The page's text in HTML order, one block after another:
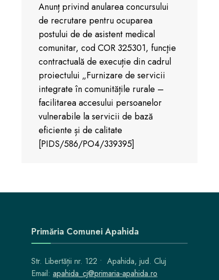
Anunț privind anularea concursului
de recrutare pentru ocuparea
postului de de asistent medical
comunitar, cod COR 325301, funcţie
contractuală de execuție din cadrul
proiectului „Furnizare de servicii
integrate în comunitățile rurale –
facilitarea accesului persoanelor
vulnerabile la servicii de bază
eficiente și de calitate
[PIDS/586/PO4/339395]
Primăria Comunei Apahida
Str. Libertății nr. 122 • Apahida, jud. Cluj
Email: apahida_cj@primaria-apahida.ro